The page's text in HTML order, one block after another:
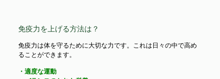
免疫力を上げる方法は？
免疫力は体を守るために大切な力です。これは日々の中で高め
ることができます。
・適度な運動